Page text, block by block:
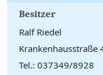
Besitzer
Ralf Riedel
Krankenhausstraße
Tel.: 037349/8928